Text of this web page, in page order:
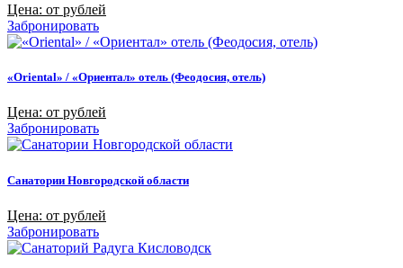
Цена: от рублей
Забронировать
«Oriental» / «Ориентал» отель (Феодосия, отель)
Цена: от рублей
Забронировать
Санатории Новгородской области
Цена: от рублей
Забронировать